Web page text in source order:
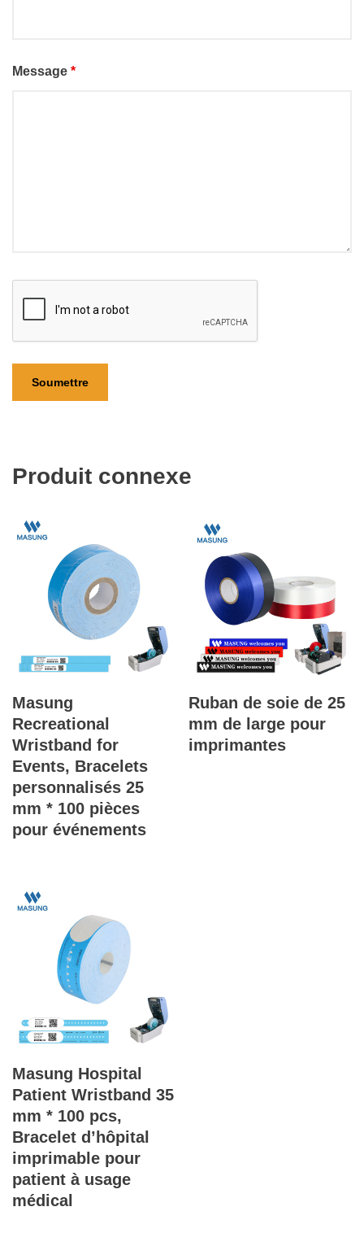
Message *
Produit connexe
Masung
Recreational
Wristband for
Events, Bracelets
personnalisés 25
mm * 100 pièces
pour événements
Ruban de soie de 25
mm de large pour
imprimantes
Masung Hospital
Patient Wristband 35
mm * 100 pcs,
Bracelet d’hôpital
imprimable pour
patient à usage
médical